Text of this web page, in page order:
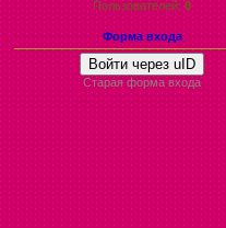
Пользователей:0
Форма входа
Войти через uID
Старая форма входа